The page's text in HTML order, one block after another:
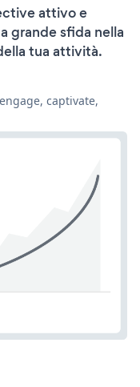
attivo e
grande sfida nella
tua attività.
captivate,